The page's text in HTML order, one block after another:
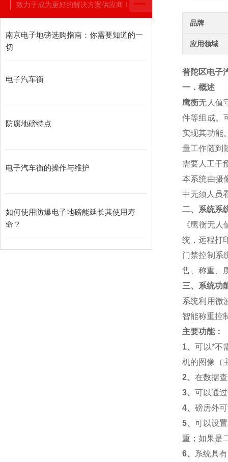
致力于成为更好的解决方案供应商！
南京电子地磅选购指南：你需要知道的一
切
电子汽车衡
防腐地磅特点
电子汽车衡的操作与维护
如何使用防爆电子地磅能延长其使用寿
命？
品牌
应用领域
普陀区电子
一．概述
鹰衡无人值
件等组成。
实现其功能
量工作随到
需要人工干
本系统由摄
中无须人员
二、系统系
《鹰衡无
统，远程打
门禁控制系
售、称重、
三、系统功
系统利用微
智能称重控
主要功能：
1、可以*不
机的图像（
2、 在数据
3、 可以通
4、 磅房外
5、可以设
重；如果是
6、 系统具